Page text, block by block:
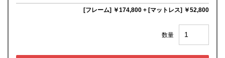
[フレーム] ￥174,800 + [マットレス] ￥52,800
数量